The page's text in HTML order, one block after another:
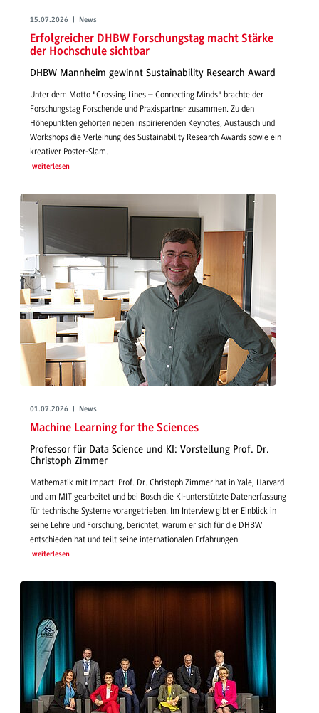
15.07.2026 | News
Erfolgreicher DHBW Forschungstag macht Stärke
der Hochschule sichtbar
DHBW Mannheim gewinnt Sustainability Research Award
Unter dem Motto "Crossing Lines – Connecting Minds" brachte der
Forschungstag Forschende und Praxispartner zusammen. Zu den
Höhepunkten gehörten neben inspirierenden Keynotes, Austausch und
Workshops die Verleihung des Sustainability Research Awards sowie ein
kreativer Poster-Slam.
weiterlesen
01.07.2026 | News
Machine Learning for the Sciences
Professor für Data Science und KI: Vorstellung Prof. Dr.
Christoph Zimmer
Mathematik mit Impact: Prof. Dr. Christoph Zimmer hat in Yale, Harvard
und am MIT gearbeitet und bei Bosch die KI-unterstützte Datenerfassung
für technische Systeme vorangetrieben. Im Interview gibt er Einblick in
seine Lehre und Forschung, berichtet, warum er sich für die DHBW
entschieden hat und teilt seine internationalen Erfahrungen.
weiterlesen